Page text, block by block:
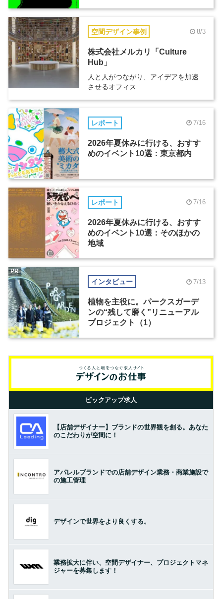
空間デザイン事例 8/3
株式会社メルカリ「Culture
Hub」
人と人がつながり、アイデアを加速
させるオフィス
レポート 7/16
2026年夏休みに行ける、おすす
めのイベント10選：東京都内
レポート 7/16
2026年夏休みに行ける、おすす
めのイベント10選：そのほかの
地域
インタビュー 7/13
植物を主役に。パークスガーデ
ンの“残して磨く”リニューアル
プロジェクト（1）
PR
ピックアップ求人
【店舗デザイナー】ブランドの世界観を創る。あなた
のこだわりが空間に！
アパレルブランドでの店舗デザイン業務・商業施設で
の施工管理
デザインで世界をより良くする。
業務拡大に伴い、空間デザイナー、プロジェクトマネ
ジャーを募集します！